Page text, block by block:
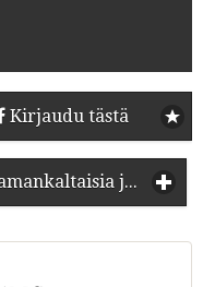
Kirjaudu tästä
Samankaltaisia juomia